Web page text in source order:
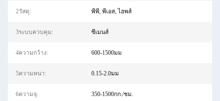
2วัสดุ: พีพี, พีเอส, ไฮพส์
3ระบบควบคุม: ซีเมนส์
4ความกว้าง: 600-1500มม
5ความหนา: 0.15-2.0มม
6ความจุ: 350-1500กก./ชม.